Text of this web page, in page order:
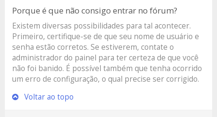
Porque é que não consigo entrar no fórum?
Existem diversas possibilidades para tal acontecer.
Primeiro, certifique-se de que seu nome de usuário e
senha estão corretos. Se estiverem, contate o
administrador do painel para ter certeza de que você
não foi banido. É possível também que tenha ocorrido
um erro de configuração, o qual precise ser corrigido.
Voltar ao topo